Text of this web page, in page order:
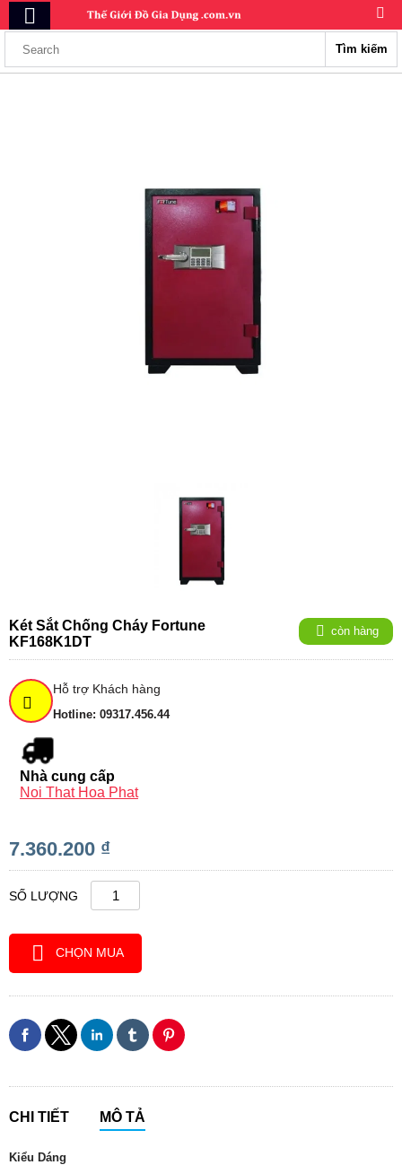
Tìm kiếm
Két Sắt Chống Cháy Fortune
KF168K1DT
còn hàng
Hỗ trợ Khách hàng
Hotline: 09317.456.44
Nhà cung cấp
Noi That Hoa Phat
7.360.200 ₫
SỐ LƯỢNG
CHỌN MUA
CHI TIẾT MÔ TẢ
Kiểu Dáng